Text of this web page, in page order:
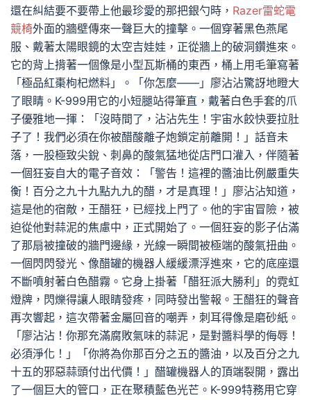
還在糾結要不要帶上他最珍愛的那把銀勺時， Razer雷蛇電
競椅外面的牆壁傳來一聲巨大的撞擊。一個穿著黑色燕尾
服、戴著太陽眼鏡的太空吉娃娃，正從牆上的破洞鑽進來。
它的背上揹著一個像是小型瓦斯桶的東西，桶上用毛筆寫著
「極品紅棗枸杞燃料」。「你怎麼——」廖沾沾驚訝地瞪大
了眼睛。K-999用它的小短腿站得筆直，戴著白色手套的爪
子優雅地一揮：「沒時間了，沾沾先生！宇宙水餃快要拉肚
子了！我們必須在你被醋酸離子炮鎖定前離開！」話音未
落，一股極致尖銳、刺鼻的酸氣猛地從店門口灌入，伴隨著
一個狂妄自大的電子音效：「警告！這裡的醬油比例嚴重失
衡！百分之九十九點九九的醋，才是真理！」廖沾沾知道，
這是他的宿敵，王醋狂，已經找上門了。他的宇宙冒險，被
迫從他對蒜泥的焦慮中，正式開始了。一個狂妄的影子佔滿
了那扇被撞破的牆門邊緣，光線一瞬間被極端的酸氣扭曲。
一個閃閃發光、像醋罐的機器人緩緩漂浮進來，它的底座還
不斷噴射著白色醋霧。它身上掛著「醋狂派大勝利」的霓虹
燈牌，閃爍得讓人眼睛發疼，同時發出警報。王醋狂的聲音
再次響起，這次帶著金屬回音的嘲弄，刺耳得像是磨砂紙。
「廖沾沾！你那充滿腐敗氣味的蒜泥，是對醬料學的侮辱！
必須淨化！」「你將為你那百分之五的醬油，以及百分之九
十五的邪惡蒜頭付出代價！」醋罐機器人的頂端裂開，露出
了一個巨大的管口，正在聚積藍色光芒。K-999特務用它穿